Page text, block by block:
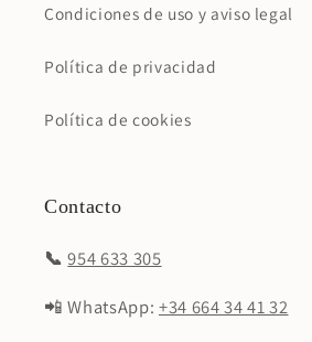
Condiciones de uso y aviso legal
Política de privacidad
Política de cookies
Contacto
📞954 633 305
📲 WhatsApp: +34 664 34 41 32